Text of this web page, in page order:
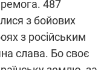
487
з бойових
з російським
слава. Бо своє